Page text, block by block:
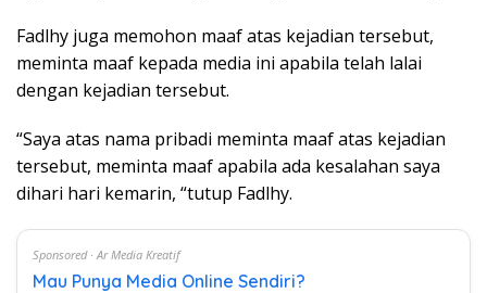
Fadlhy juga memohon maaf atas kejadian tersebut,
meminta maaf kepada media ini apabila telah lalai
dengan kejadian tersebut.
“Saya atas nama pribadi meminta maaf atas kejadian
tersebut, meminta maaf apabila ada kesalahan saya
dihari hari kemarin, “tutup Fadlhy.
Sponsored · Ar Media Kreatif
Mau Punya Media Online Sendiri?